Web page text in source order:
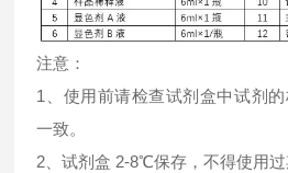
注意：
1、使用前请检查试剂盒中试剂
一致。
2、试剂盒 2-8℃保存，不得使用过